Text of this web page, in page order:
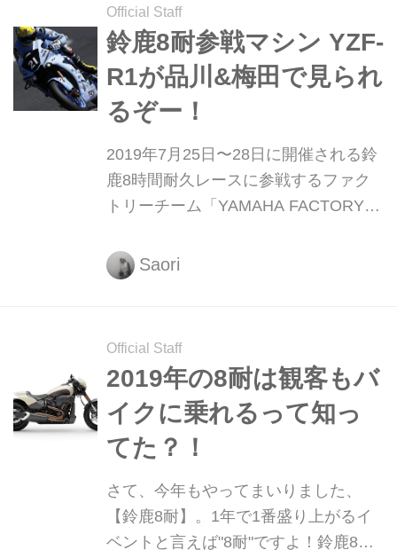
Official Staff
鈴鹿8耐参戦マシン YZF-
R1が品川&梅田で見られ
るぞー！
2019年7月25日〜28日に開催される鈴
鹿8時間耐久レースに参戦するファク
トリーチーム「YAMAHA FACTORY
「YZF-R1」の展示イベントが開催！
間近で見られるなんてレアすぎる。
Saori
Official Staff
2019年の8耐は観客もバ
イクに乗れるって知っ
てた？！
さて、今年もやってまいりました、
【鈴鹿8耐】。1年で1番盛り上がるイ
ベントと言えば"8耐"ですよ！鈴鹿8耐